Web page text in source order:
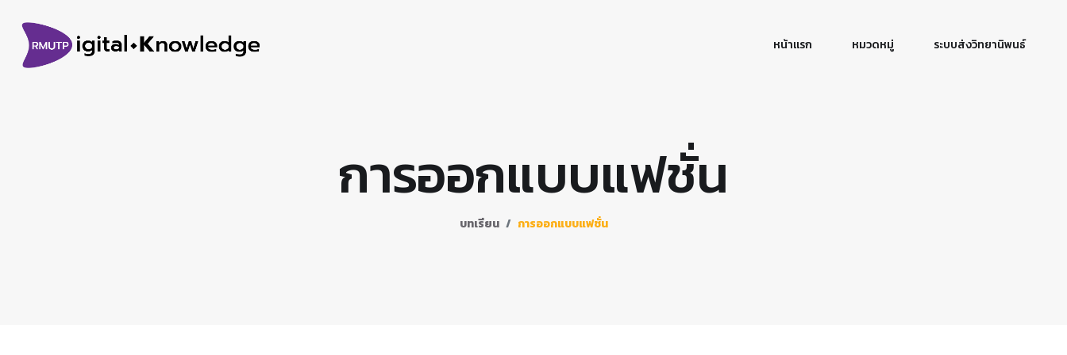
หน้าแรก หมวดหมู่ ระบบส่งวิทยานิพนธ์
การออกแบบแฟชั่น
บทเรียน การออกแบบแฟชั่น